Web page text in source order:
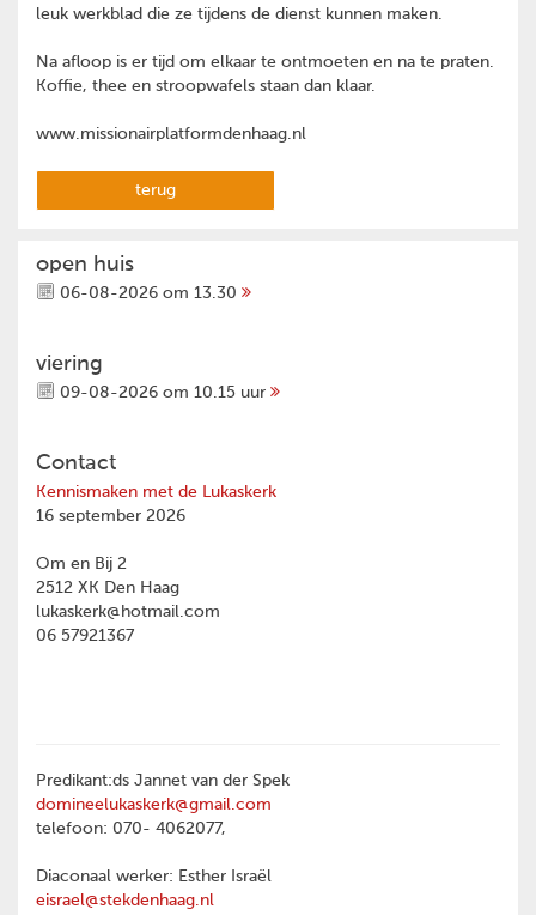
leuk werkblad die ze tijdens de dienst kunnen maken.
Na afloop is er tijd om elkaar te ontmoeten en na te praten.
Koffie, thee en stroopwafels staan dan klaar.
www.missionairplatformdenhaag.nl
terug
open huis
06-08-2026 om 13.30
viering
09-08-2026 om 10.15 uur
Contact
Kennismaken met de Lukaskerk
16 september 2026
Om en Bij 2
2512 XK Den Haag
lukaskerk@hotmail.com
06 57921367
Predikant:ds Jannet van der Spek
domineelukaskerk@gmail.com
telefoon: 070- 4062077,
Diaconaal werker: Esther Israël
eisrael@stekdenhaag.nl